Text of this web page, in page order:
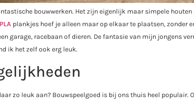
bouwwerken. Het zijn eigenlijk maar simpele
plankjes hoef je alleen maar op elkaar te plaatsen, zonder
garage, racebaan of dieren. De fantasie van mijn jongens
ik het zelf ook erg leuk.
zo leuk aan? Bouwspeelgoed is bij ons thuis heel populair.